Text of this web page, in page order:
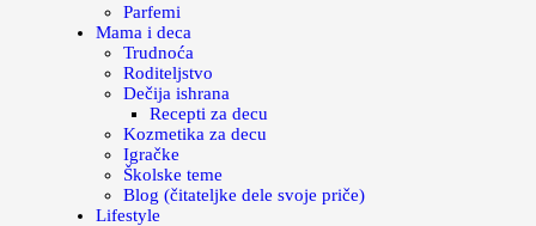
Parfemi
Mama i deca
Trudnoća
Roditeljstvo
Dečija ishrana
Recepti za decu
Kozmetika za decu
Igračke
Školske teme
Blog (čitateljke dele svoje priče)
Lifestyle